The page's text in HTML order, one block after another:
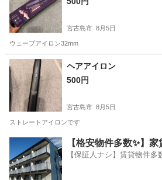
宮古島市 8月5日
ウェーブアイロン32mm
沖縄 宮古島市 美容家電
ヘアアイロン
500円
宮古島市 8月5日
ストレートアイロンです
宮古島市 美容家電 ヘアアイロン
【格安物件多数✨】
【保証人ナシ】賃貸物件多